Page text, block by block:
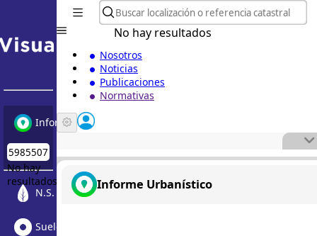
Informe Urbanístico
No hay
resultados
N.S. Medioambiental
Suelo Vacante + Obras
No hay resultados
Nosotros
Noticias
Publicaciones
Normativas
Informe Urbanístico